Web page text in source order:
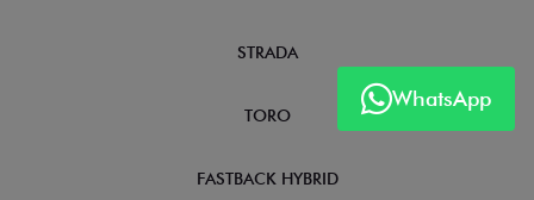
WhatsApp
STRADA
TORO
FASTBACK HYBRID